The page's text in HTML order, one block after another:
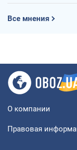
Все мнения
О компании
Правовая